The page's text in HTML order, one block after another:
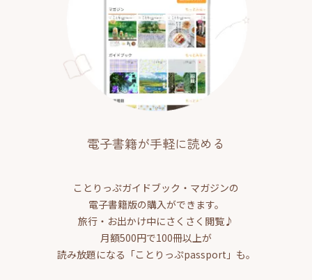
電子書籍が手軽に読める
ことりっぷガイドブック・マガジンの
電子書籍版の購入ができます。
旅行・お出かけ中にさくさく閲覧♪
月額500円で100冊以上が
読み放題になる「ことりっぷpassport」も。